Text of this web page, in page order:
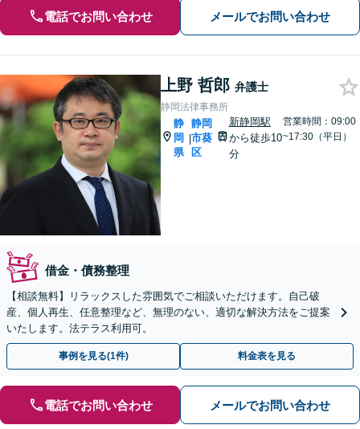
電話でお問い合わせ メールでお問い合わせ
上野 哲郎 弁護士
静岡法律事務所
静
岡
県
|
静岡
市葵
区
新静岡駅
から徒歩10
分
営業時間：09:00
~17:30（平日）
借金・債務整理
【相談無料】リラックスした雰囲気でご相談いただけます。自己破
産、個人再生、任意整理など、無理のない、適切な解決方法をご提案
いたします。法テラス利用可。
事例を見る(1件) 料金表を見る
電話でお問い合わせ メールでお問い合わせ